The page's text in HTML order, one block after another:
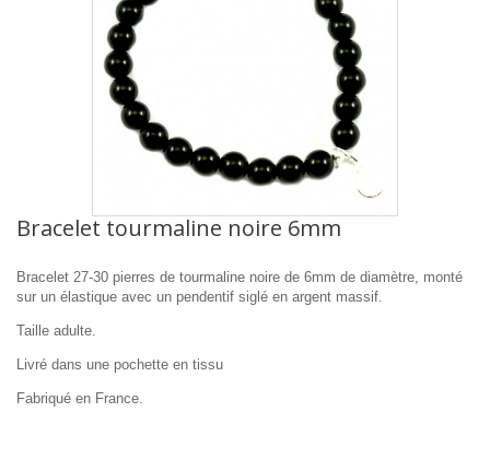
Bracelet tourmaline noire 6mm
Bracelet 27-30 pierres de tourmaline noire de 6mm de diamètre monté
sur un élastique avec un pendentif siglé en argent massif.
Taille adulte.
Livré dans une pochette en tissu
Fabriqué en France.